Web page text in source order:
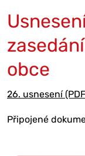
obce
26. usnesení
Připojené